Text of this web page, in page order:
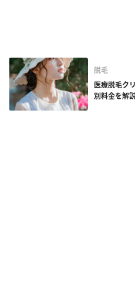
脱毛
医療脱毛ク
別料金を解